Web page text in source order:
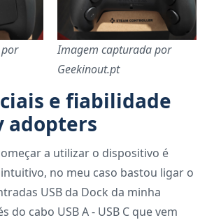
Imagem capturada por
Geekinout.pt
e fiabilidade
adopters
a utilizar o dispositivo é
no meu caso bastou ligar o
USB da Dock da minha
do cabo USB A - USB C que vem